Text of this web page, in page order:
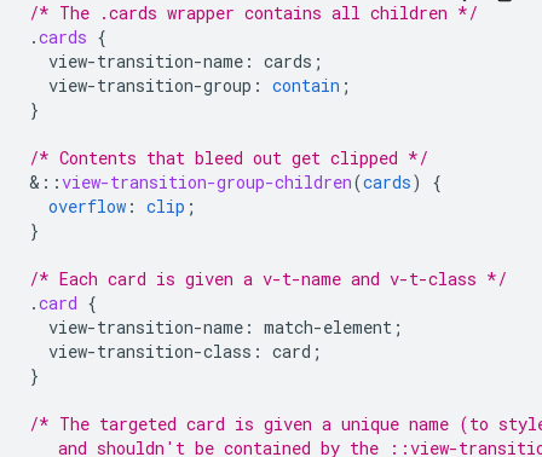
/* The .cards wrapper contains all children */
.cards {
view-transition-name : cards ;
view-transition-group : contain ;
}
/* Contents that bleed out get clipped */
& ::view-transition-group-children(cards)
{
overflow : clip ;
}
/* Each card is given a v-t-name and v-t-class */
.card {
view-transition-name : match-element ;
view-transition-class : card ;
}
/* The targeted card is given a unique name (to
and shouldn't be contained by the ::view-